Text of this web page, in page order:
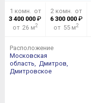
1 комн. от
3 400 000 ₽
от 26 м2
2 комн. от
6 300 000₽
от 55 м2
Расположение
Московская
область, Дмитров,
Дмитровское